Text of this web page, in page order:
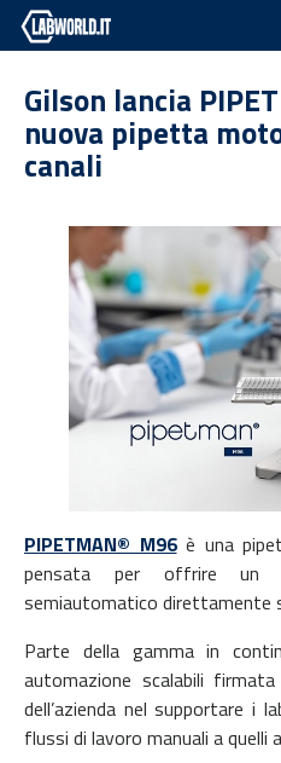
Gilson lancia
nuova pipetta
canali
PIPETMAN® M96è una
pensata per offrire un
semiautomatico direttamente
Parte della gamma in
automazione scalabili firmata
dell’azienda nel supportare i
flussi di lavoro manuali a